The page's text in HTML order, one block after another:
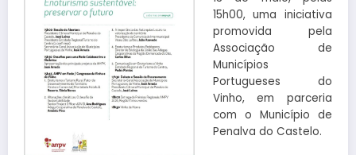
15h00, uma iniciativa
promovida pela
Associação de
Municípios
Portugueses do
Vinho, em parceria
com o Município de
Penalva do Castelo.